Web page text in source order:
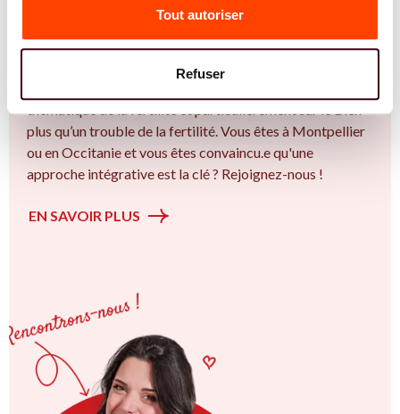
Tout autoriser
Refuser
Vous êtes Diététicienne expert.e.s en SMOP
(SOPK) ?
Vous êtes Diététicienne spécialiste dans dans
thématique de la fertilité et particulièrement sur le Bien
plus qu’un trouble de la fertilité. Vous êtes à Montpellier
ou en Occitanie et vous êtes convaincu.e qu'une
approche intégrative est la clé ? Rejoignez-nous !
EN SAVOIR PLUS